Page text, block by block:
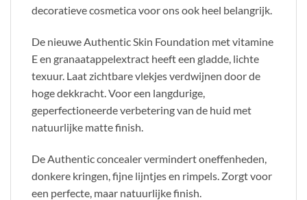
decoratieve cosmetica voor ons ook heel belangrijk.
De nieuwe Authentic Skin Foundation met vitamine
E en granaatappelextract heeft een gladde, lichte
texuur. Laat zichtbare vlekjes verdwijnen door de
hoge dekkracht. Voor een langdurige,
geperfectioneerde verbetering van de huid met
natuurlijke matte finish.
De Authentic concealer vermindert oneffenheden,
donkere kringen, fijne lijntjes en rimpels. Zorgt voor
een perfecte, maar natuurlijke finish.